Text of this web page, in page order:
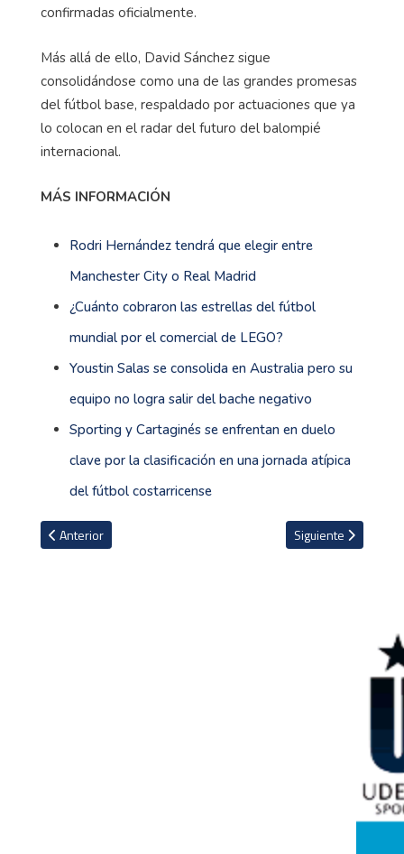
confirmadas oficialmente.
Más allá de ello, David Sánchez sigue
consolidándose como una de las grandes promesas
del fútbol base, respaldado por actuaciones que ya
lo colocan en el radar del futuro del balompié
internacional.
MÁS INFORMACIÓN
Rodri Hernández tendrá que elegir entre
Manchester City o Real Madrid
¿Cuánto cobraron las estrellas del fútbol
mundial por el comercial de LEGO?
Youstin Salas se consolida en Australia pero su
equipo no logra salir del bache negativo
Sporting y Cartaginés se enfrentan en duelo
clave por la clasificación en una jornada atípica
del fútbol costarricense
Artículo anterior: Chelsea sanciona a Enzo Fernández tras
Anterior Artículo siguiente:
Siguiente